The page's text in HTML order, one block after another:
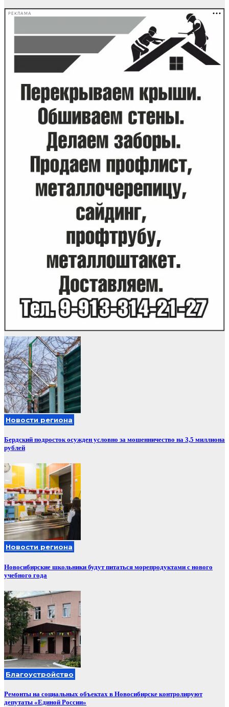
РЕКЛАМА
Новости региона
Бердский подросток осужден условно за мошенничество на 3,5 миллиона
рублей
Новости региона
Новосибирские школьники будут питаться морепродуктами с нового
учебного года
Благоустройство
Ремонты на социальных объектах в Новосибирске контролируют
депутаты «Единой России»